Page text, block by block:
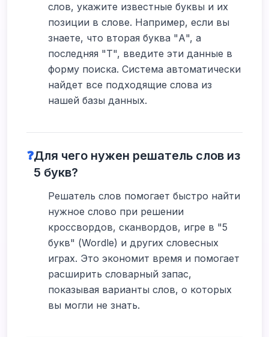
слов, укажите известные буквы и их
позиции в слове. Например, если вы
знаете, что вторая буква "А", а
последняя "Т", введите эти данные в
форму поиска. Система автоматически
найдет все подходящие слова из
нашей базы данных.
❓Для чего нужен решатель слов из
5 букв?
Решатель слов помогает быстро найти
нужное слово при решении
кроссвордов, сканвордов, игре в "5
букв" (Wordle) и других словесных
играх. Это экономит время и помогает
расширить словарный запас,
показывая варианты слов, о которых
вы могли не знать.